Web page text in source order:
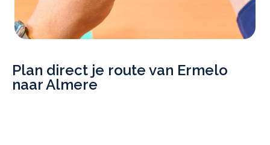
Plan direct je route van Ermelo
naar Almere